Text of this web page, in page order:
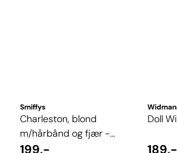
Smiffys
Charleston, blond
m/hårbånd og fjær -
43211
199,-
Doll
189,-